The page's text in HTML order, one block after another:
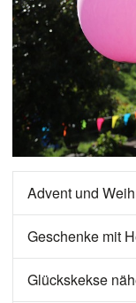
Advent und
Geschenke mit
Glückskekse